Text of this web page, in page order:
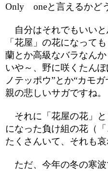
Only oneと言えるかど
自分はそれでもいいと
「花屋」の花になって
蘭とか高級なバラなん
いや～、野に咲くたん
ノテッポウ”とか“カモ
親の悲しいサガですね。
それに「花屋の花」と
になった負け組の花（
たくさんいて、それも
ただ、今年の冬の寒波